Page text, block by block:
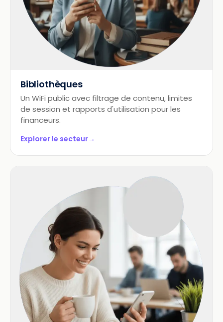
Bibliothèques
Un WiFi public avec filtrage de contenu, limites
de session et rapports d'utilisation pour les
financeurs.
Explorer le secteur→